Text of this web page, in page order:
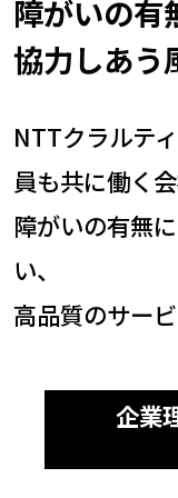
障がいの有
協力しあう
NTTクラルテ
員も共に働く会
障がいの有無
い、
高品質のサー
企業